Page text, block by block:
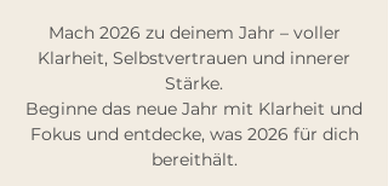
Mach 2026 zu deinem Jahr – voller
Klarheit, Selbstvertrauen und innerer
Stärke.
Beginne das neue Jahr mit Klarheit und
Fokus und entdecke, was 2026 für dich
bereithält.